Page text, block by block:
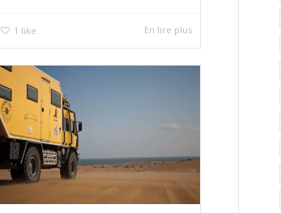
1 like En lire plus